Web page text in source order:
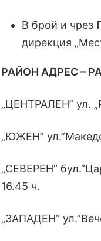
В брой и чрез
дирекция
РАЙОН АДРЕС –
„ЦЕНТРАЛЕН” ул.
„ЮЖЕН”
„СЕВЕРЕН”
16.45 ч.
„ЗАПАДЕН”